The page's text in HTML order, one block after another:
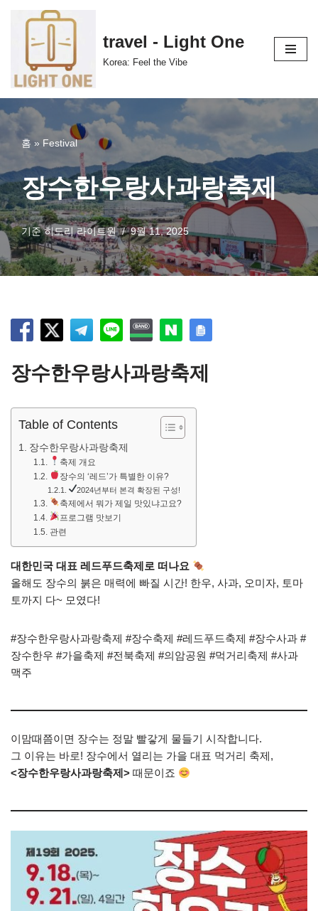
츠
로
건
너
뛰
travel - Light One
Korea: Feel the Vibe
홈 » Festival
장수한우랑사과랑축제
기준히도리 라이트원 9월 11, 2025
장수한우랑사과랑축제
Table of Contents
장수한우랑사과랑축제
축제 개요
장수의 ‘레드’가 특별한 이유?
2024년부터 본격 확장된 구성!
축제에서 뭐가 제일 맛있냐고요?
프로그램 맛보기
관련
대한민국 대표 레드푸드축제로 떠나요
올해도 장수의 붉은 매력에 빠질 시간! 한우, 사과, 오미자, 토마
토까지 다~ 모였다!
#장수한우랑사과랑축제 #장수축제 #레드푸드축제 #장수사과 #
장수한우 #가을축제 #전북축제 #의암공원 #먹거리축제 #사과
맥주
이맘때쯤이면 장수는 정말 빨갛게 물들기 시작합니다.
그 이유는 바로! 장수에서 열리는 가을 대표 먹거리 축제,
<장수한우랑사과랑축제> 때문이죠